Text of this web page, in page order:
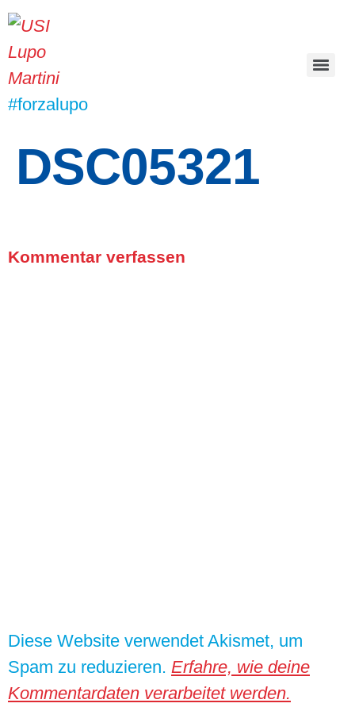
#forzalupo
DSC05321
Kommentar verfassen
Diese Website verwendet Akismet, um
Spam zu reduzieren. Erfahre, wie deine
Kommentardaten verarbeitet werden.